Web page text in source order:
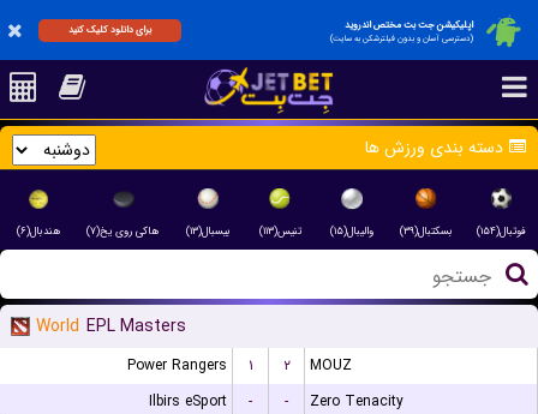
اپلیکیشن جت بت مختص اندروید
(دسترسی آسان و بدون فیلترشکن به سایت)
برای دانلود کلیک کنید
دسته بندی ورزش ها
فوتبال(۱۵۴) بسکتبال(۳۹) والیبال(۱۵) تنیس(۱۱۳) بیسبال(۱۳) هاکی روی یخ(۷) هندبال(۶)
World EPL Masters
Power Rangers ۱ ۲
MOUZ
Ilbirs eSport
- - Zero Tenacity